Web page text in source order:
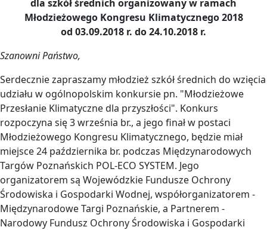
dla szkół średnich organizowany w ramach
Młodzieżowego Kongresu Klimatycznego 2018
od 03.09.2018 r. do 24.10.2018 r.
Szanowni Państwo,
Serdecznie zapraszamy młodzież szkół średnich do wzięcia
udziału w ogólnopolskim konkursie pn. "Młodzieżowe
Przesłanie Klimatyczne dla przyszłości". Konkurs
rozpoczyna się 3 września br., a jego finał w postaci
Młodzieżowego Kongresu Klimatycznego, będzie miał
miejsce 24 października br. podczas Międzynarodowych
Targów Poznańskich POL-ECO SYSTEM. Jego
organizatorem są Wojewódzkie Fundusze Ochrony
Środowiska i Gospodarki Wodnej, współorganizatorem -
Międzynarodowe Targi Poznańskie, a Partnerem -
Narodowy Fundusz Ochrony Środowiska i Gospodarki